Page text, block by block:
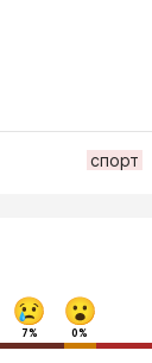
спорт
7% 0%